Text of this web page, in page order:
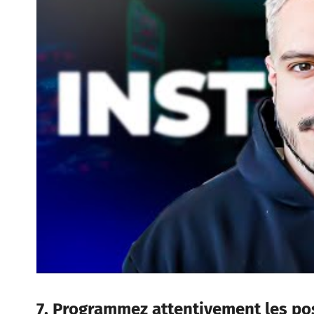
7. Programmez attentivement les